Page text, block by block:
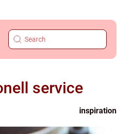
service
inspiration